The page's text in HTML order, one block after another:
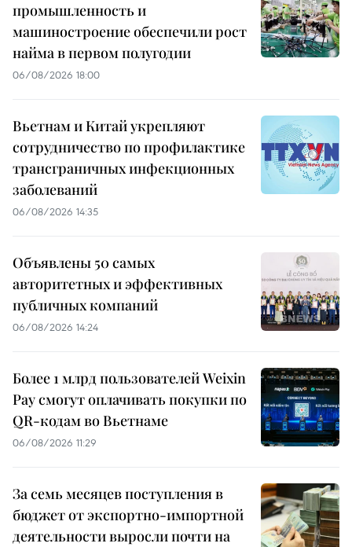
промышленность и
машиностроение обеспечили рост
найма в первом полугодии
06/08/2026 18:00
Вьетнам и Китай укрепляют
сотрудничество по профилактике
трансграничных инфекционных
заболеваний
06/08/2026 14:35
Объявлены 50 самых
авторитетных и эффективных
публичных компаний
06/08/2026 14:24
Более 1 млрд пользователей Weixin
Pay смогут оплачивать покупки по
QR-кодам во Вьетнаме
06/08/2026 11:29
За семь месяцев поступления в
бюджет от экспортно-импортной
деятельности выросли почти на